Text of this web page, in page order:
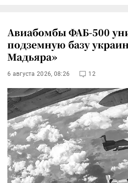
Авиабомбы ФАБ-500
подземную базу
Мадьяра»
6 августа 2026, 08:26 12